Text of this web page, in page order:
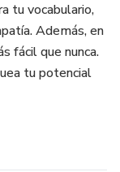
tu vocabulario,
Además, en
fácil que nunca.
tu potencial